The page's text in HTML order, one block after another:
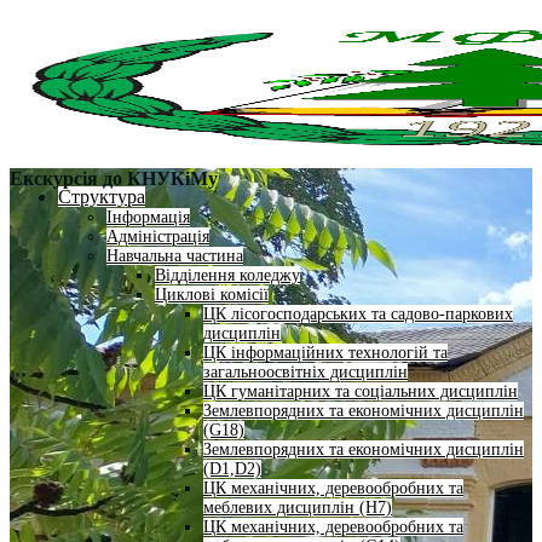
Структура
Інформація
Адміністрація
Навчальна частина
Відділення коледжу
Циклові комісії
ЦК лісогосподарських та садово-паркових
дисциплін
ЦК інформаційних технологій та
загальноосвітніх дисциплін
ЦК гуманітарних та соціальних дисциплін
Землевпорядних та економічних дисциплін
(G18)
Землевпорядних та економічних дисциплін
(D1,D2)
ЦК механічних, деревообробних та
меблевих дисциплін (H7)
ЦК механічних, деревообробних та
Екскурсія до КНУКіМу